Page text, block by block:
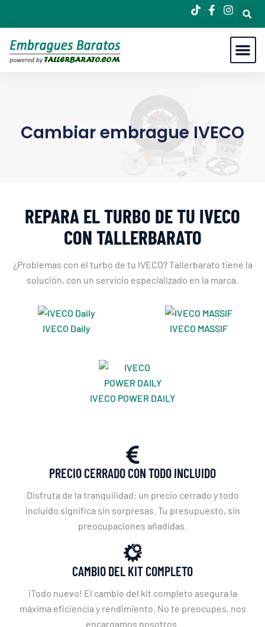
Cambiar embrague IVECO
REPARA EL TURBO DE TU IVECO
CON TALLERBARATO
¿Problemas con el turbo de tu IVECO? Tallerbarato tiene la
solución, con un servicio especializado en la marca.
IVECO Daily IVECO MASSIF
IVECO POWER DAILY
PRECIO CERRADO CON TODO INCLUIDO
Disfruta de la tranquilidad: un precio cerrado y todo
incluido significa sin sorpresas. Tu presupuesto, sin
preocupaciones añadidas.
CAMBIO DEL KIT COMPLETO
¡Todo nuevo! El cambio del kit completo asegura la
máxima eficiencia y rendimiento. No te preocupes, nos
encargamos nosotros.